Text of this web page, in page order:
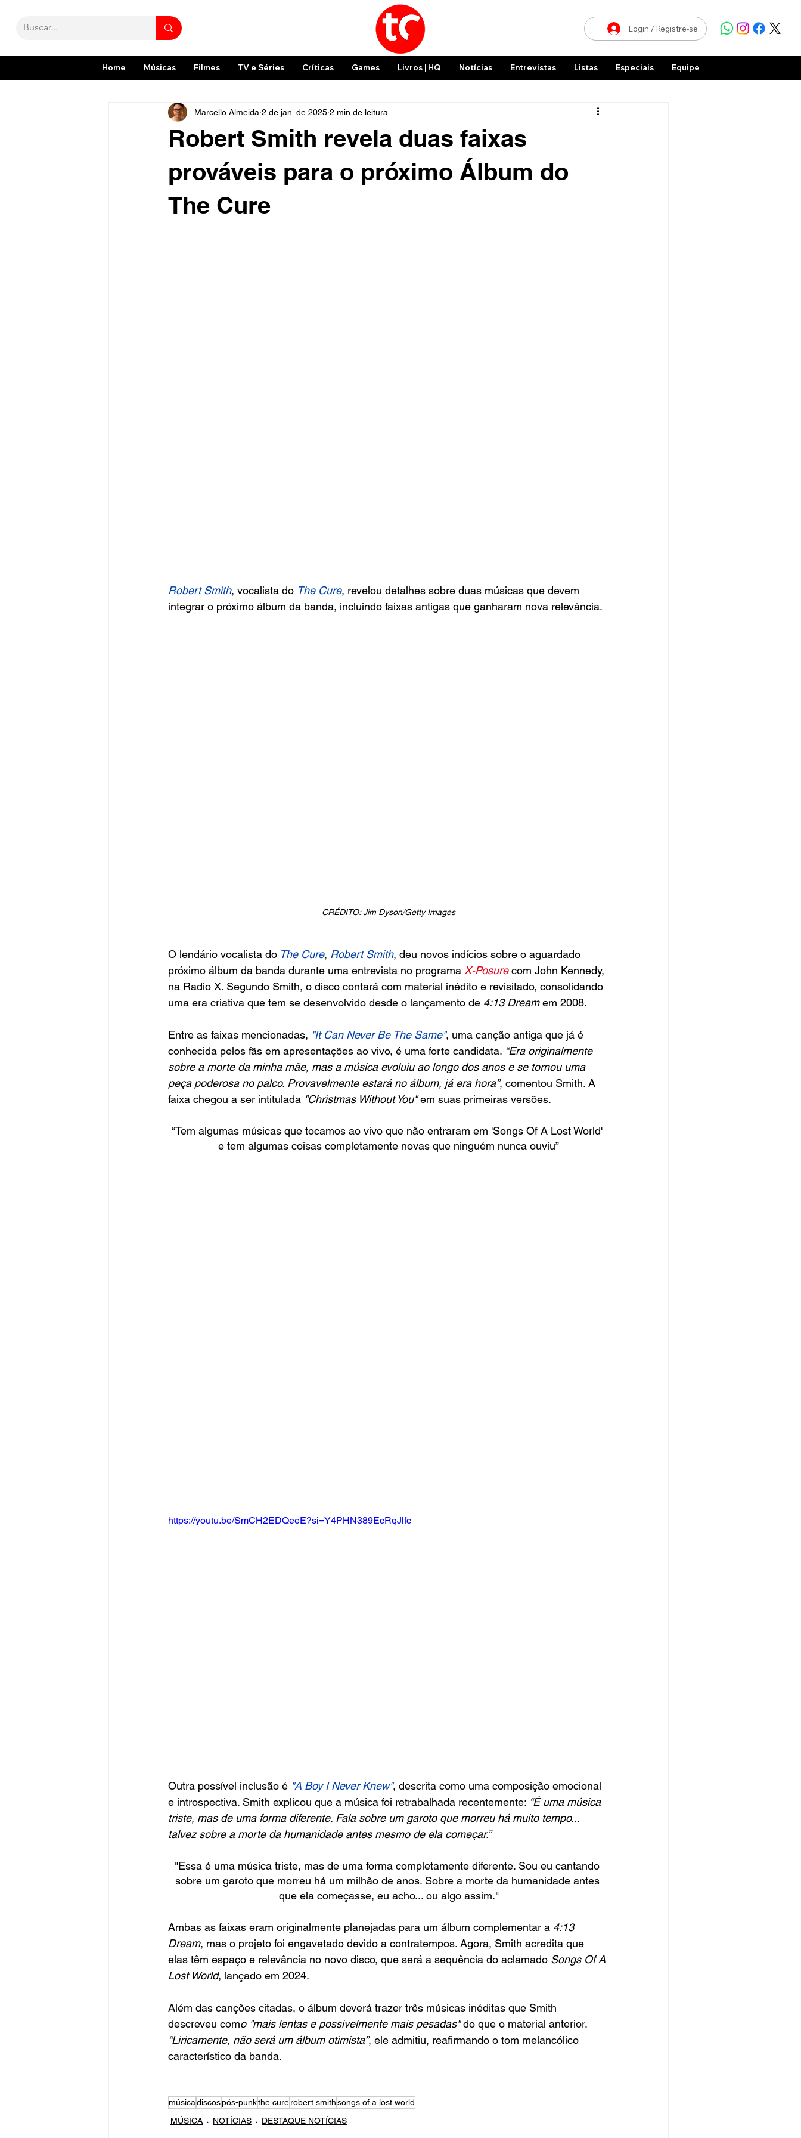
Login / Registre-se
Home Músicas Filmes TV e Séries Críticas Games Livros | HQ Notícias Entrevistas Listas Especiais Equipe
Robert Smith revela duas faixas
prováveis para o próximo Álbum do
The Cure
Marcello Almeida 2 de jan. de 2025 2 min de leitura
Robert Smith, vocalista do The Cure, revelou detalhes sobre duas músicas que devem
integrar o próximo álbum da banda, incluindo faixas antigas que ganharam nova relevância.
CRÉDITO: Jim Dyson/Getty Images
O lendário vocalista do The Cure, Robert Smith, deu novos indícios sobre o aguardado
próximo álbum da banda durante uma entrevista no programa X-Posure com John Kennedy,
na Radio X. Segundo Smith, o disco contará com material inédito e revisitado, consolidando
uma era criativa que tem se desenvolvido desde o lançamento de 4:13 Dream em 2008.
Entre as faixas mencionadas, "It Can Never Be The Same", uma canção antiga que já é
conhecida pelos fãs em apresentações ao vivo, é uma forte candidata. “Era originalmente
sobre a morte da minha mãe, mas a música evoluiu ao longo dos anos e se tornou uma
peça poderosa no palco. Provavelmente estará no álbum, já era hora”, comentou Smith. A
faixa chegou a ser intitulada "Christmas Without You" em suas primeiras versões.
“Tem algumas músicas que tocamos ao vivo que não entraram em 'Songs Of A Lost World'
e tem algumas coisas completamente novas que ninguém nunca ouviu”
https://youtu.be/SmCH2EDQeeE?si=Y4PHN389EcRqJlfc
Outra possível inclusão é "A Boy I Never Knew", descrita como uma composição emocional
e introspectiva. Smith explicou que a música foi retrabalhada recentemente: “É uma música
triste, mas de uma forma diferente. Fala sobre um garoto que morreu há muito tempo...
talvez sobre a morte da humanidade antes mesmo de ela começar.”
"Essa é uma música triste, mas de uma forma completamente diferente. Sou eu cantando
sobre um garoto que morreu há um milhão de anos. Sobre a morte da humanidade antes
que ela começasse, eu acho... ou algo assim."
Ambas as faixas eram originalmente planejadas para um álbum complementar a 4:13
Dream, mas o projeto foi engavetado devido a contratempos. Agora, Smith acredita que
elas têm espaço e relevância no novo disco, que será a sequência do aclamado Songs Of A
Lost World, lançado em 2024.
Além das canções citadas, o álbum deverá trazer três músicas inéditas que Smith
descreveu como "mais lentas e possivelmente mais pesadas" do que o material anterior.
“Liricamente, não será um álbum otimista”, ele admitiu, reafirmando o tom melancólico
característico da banda.
músicadiscospós-punkthe curerobert smithsongs of a lost world
MÚSICA
NOTÍCIAS DESTAQUE NOTÍCIAS